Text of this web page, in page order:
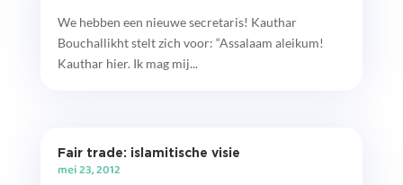
We hebben een nieuwe secretaris! Kauthar
Bouchallikht stelt zich voor: “Assalaam aleikum!
Kauthar hier. Ik mag mij...
Fair trade: islamitische visie
mei 23, 2012